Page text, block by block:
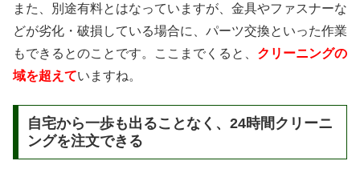
また、別途有料とはなっていますが、金具やファスナーな
どが劣化・破損している場合に、パーツ交換といった作業
もできるとのことです。ここまでくると、 クリーニングの
域を超えていますね。
自宅から一歩も出ることなく、24時間クリーニ
ングを注文できる